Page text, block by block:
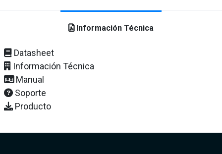
Información Técnica
Datasheet
Información Técnica
Manual
Soporte
Producto